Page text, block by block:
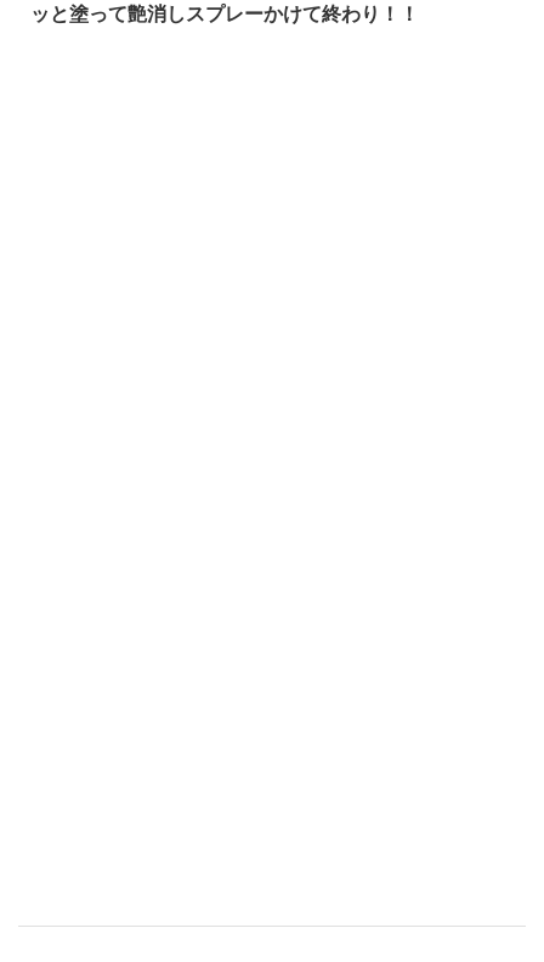
ッと塗って艶消しスプレーかけて終わり！！